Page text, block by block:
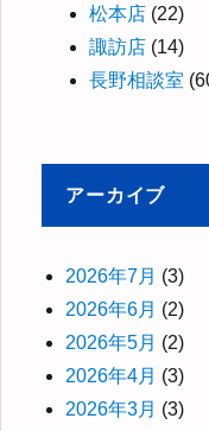
松本店 (22)
諏訪店 (14)
長野相談室
アーカイブ
2026年7月 (3)
2026年6月 (2)
2026年5月 (2)
2026年4月 (3)
2026年3月 (3)